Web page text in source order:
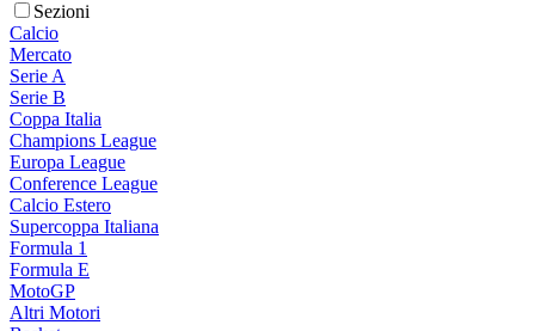
Sezioni
Calcio
Mercato
Serie A
Serie B
Coppa Italia
Champions League
Europa League
Conference League
Calcio Estero
Supercoppa Italiana
Formula 1
Formula E
MotoGP
Altri Motori